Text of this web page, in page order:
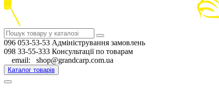
096 053-53-53 Адміністрування замовлень
098 33-55-333 Консультації по товарам
email: shop@grandcarp.com.ua
Каталог товарів